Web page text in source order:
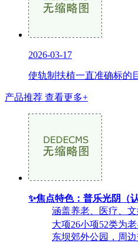
2026-03-17
使轨制扶植一直准确标的
产品推荐 查看更多+
✨焦点特色：普乐光阴（
涵盖养老、医疗、
大项26小项52类为
东坝郊外公园，周